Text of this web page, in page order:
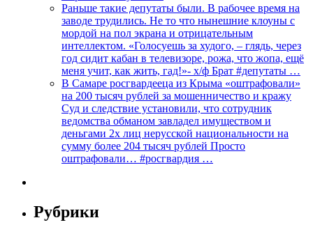
Раньше такие депутаты были. В рабочее время на
заводе трудились. Не то что нынешние клоуны с
мордой на пол экрана и отрицательным
интеллектом. «Голосуешь за худого, – глядь, через
год сидит кабан в телевизоре, рожа, что жопа, ещё
меня учит, как жить, гад!»- х/ф Брат #депутаты …
В Самаре росгвардееца из Крыма «оштрафовали»
на 200 тысяч рублей за мошенничество и кражу
Суд и следствие установили, что сотрудник
ведомства обманом завладел имуществом и
деньгами 2х лиц нерусской национальности на
сумму более 204 тысяч рублей Просто
оштрафовали… #росгвардия …
Рубрики